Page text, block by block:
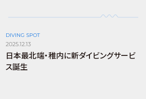
DIVING SPOT
2025.12.13
日本最北端・稚内に新ダイビングサービ
ス誕生